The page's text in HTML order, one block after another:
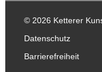
© 2026 Ketterer
Datenschutz
Barrierefreiheit